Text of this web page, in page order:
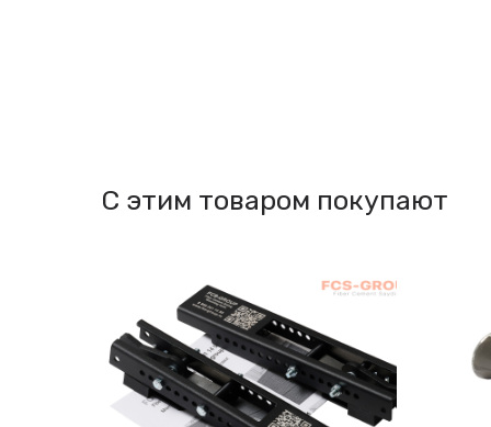
С этим товаром покупают